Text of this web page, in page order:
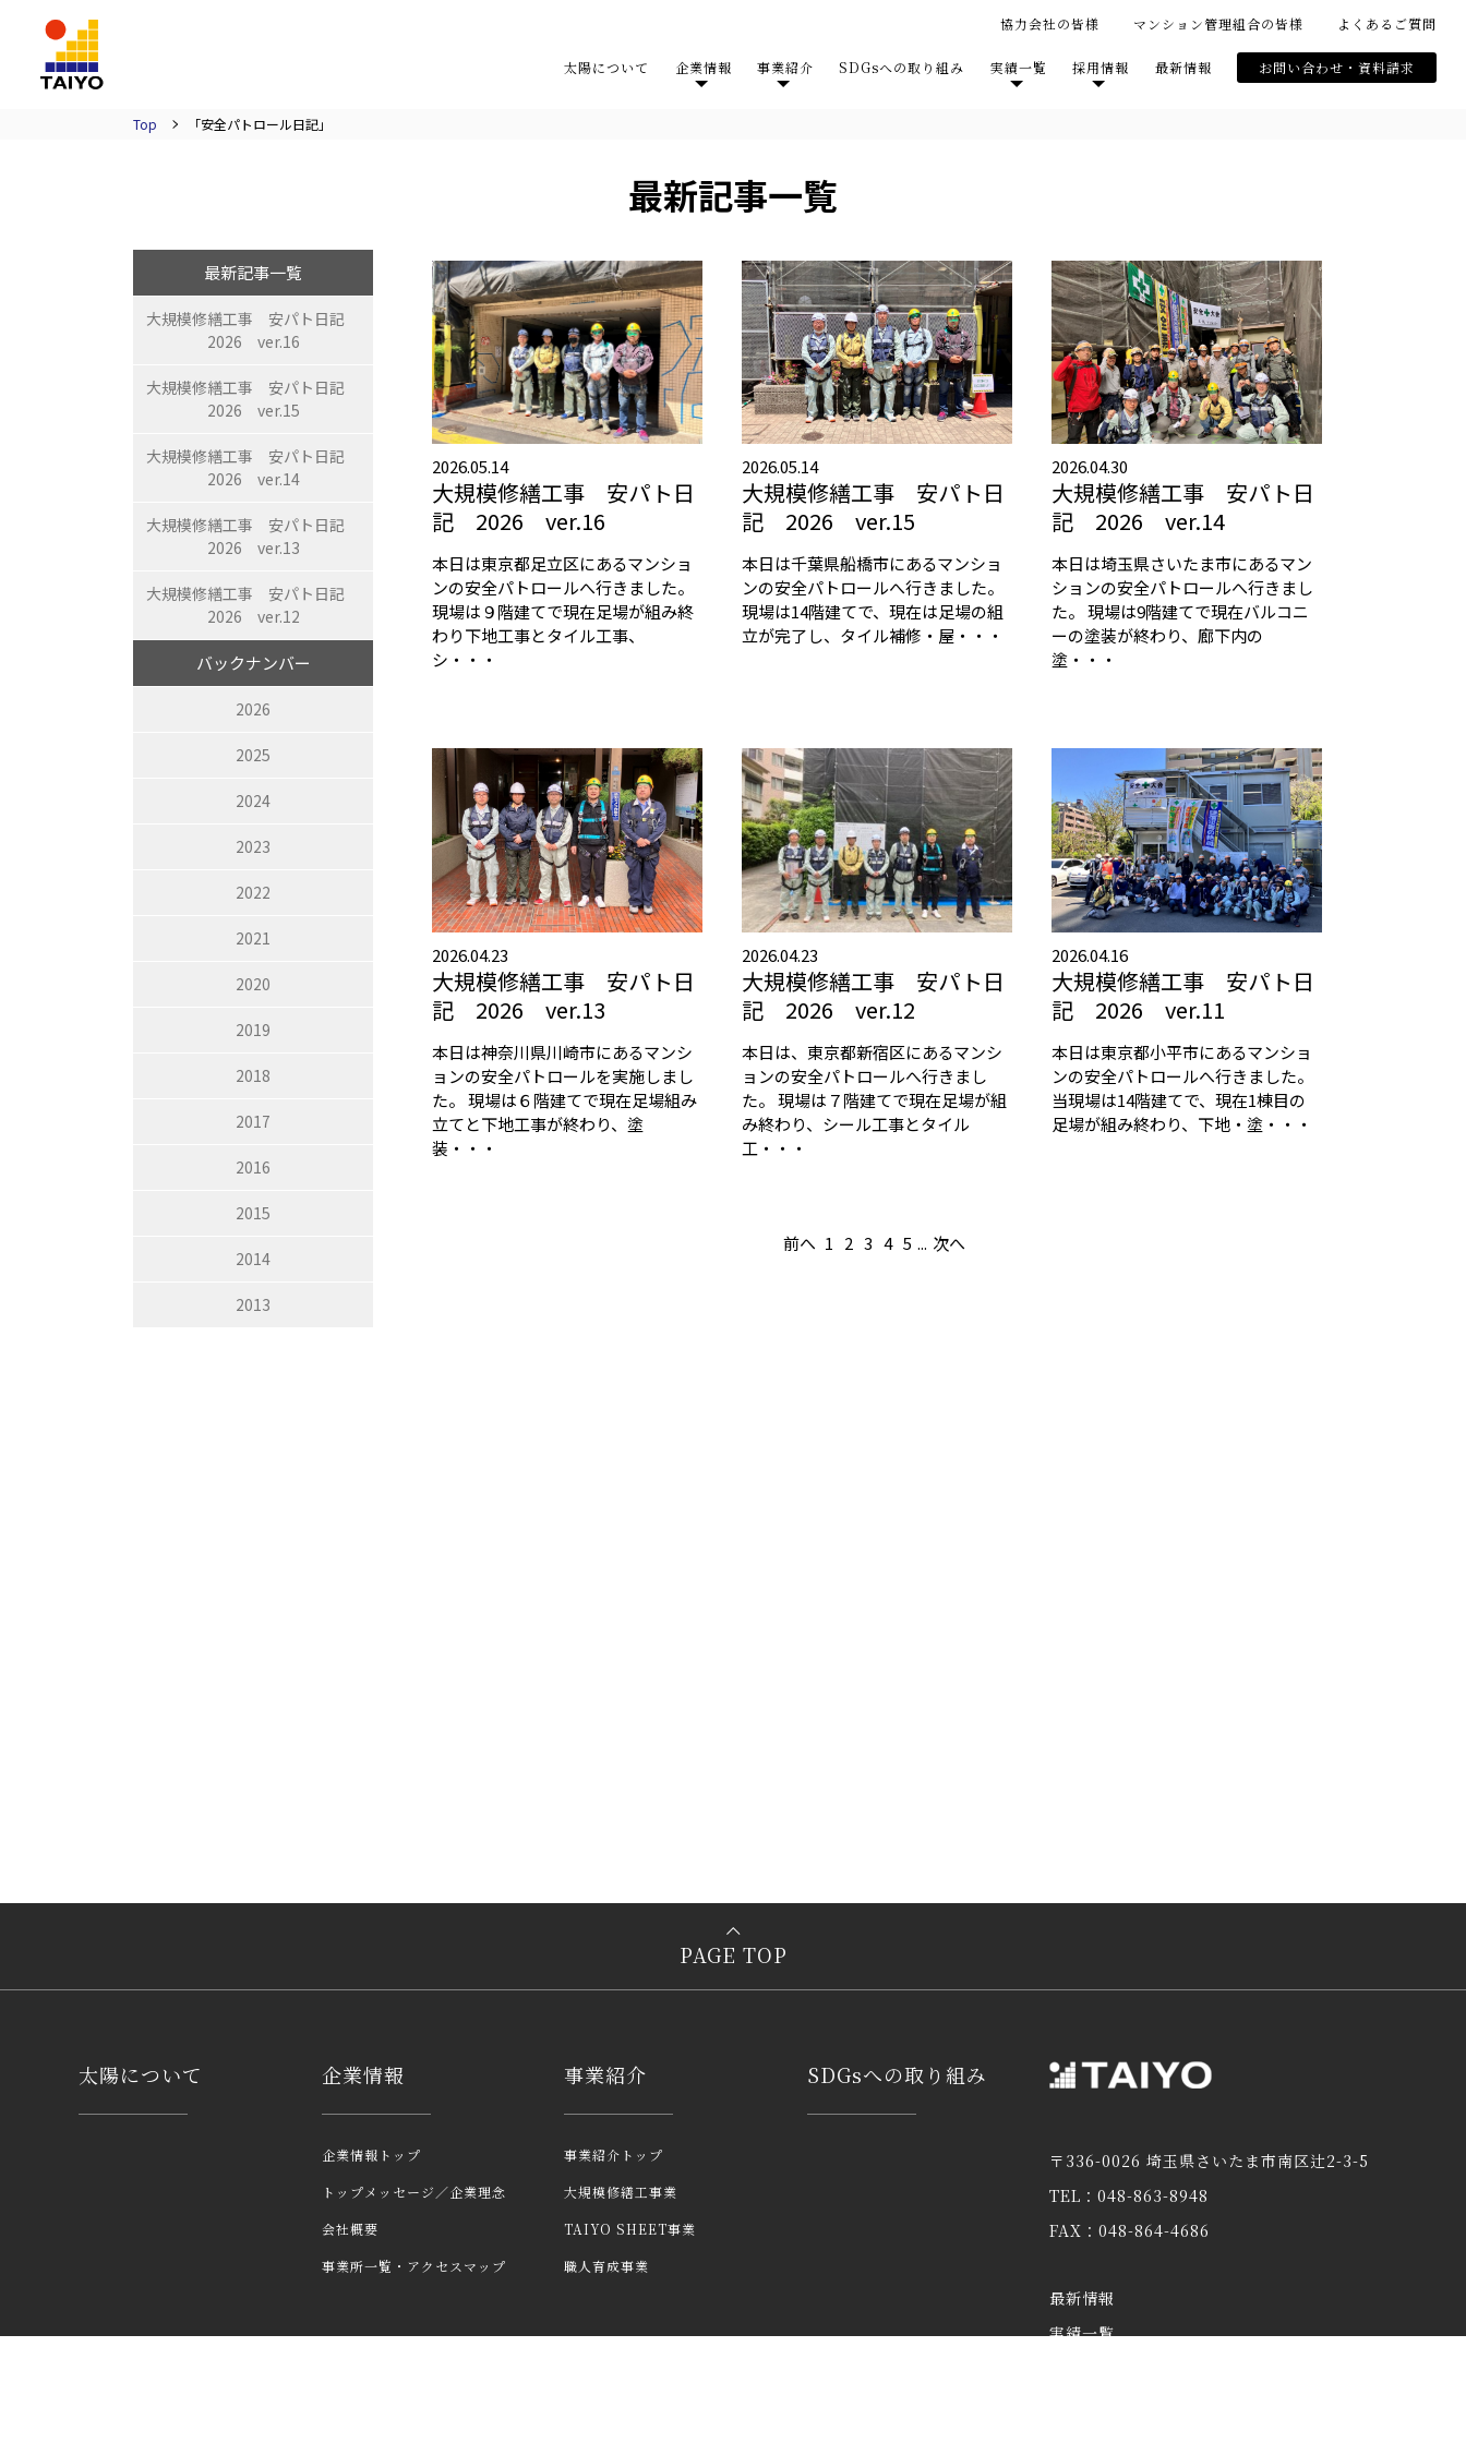
協力会社の皆様 マンション管理組合の皆様 よくあるご質問
太陽について 企業情報 事業紹介 SDGsへの取り組み 実績一覧 採用情報 最新情報 お問い合わせ・資料請求
Top 「安全パトロール日記」
最新記事一覧
2026.05.14
大規模修繕工事 安パト日
記 2026 ver.16
本日は東京都足立区にあるマンショ
ンの安全パトロールへ行きました。
現場は９階建てで現在足場が組み終
わり下地工事とタイル工事、
シ・・・
2026.05.14
大規模修繕工事 安パト日
記 2026 ver.15
本日は千葉県船橋市にあるマンショ
ンの安全パトロールへ行きました。
現場は14階建てで、現在は足場の組
立が完了し、タイル補修・屋・・・
2026.04.30
大規模修繕工事 安パト日
記 2026 ver.14
本日は埼玉県さいたま市にあるマン
ションの安全パトロールへ行きまし
た。 現場は9階建てで現在バルコニ
ーの塗装が終わり、廊下内の
塗・・・
2026.04.23
大規模修繕工事 安パト日
記 2026 ver.13
本日は神奈川県川崎市にあるマンシ
ョンの安全パトロールを実施しまし
た。 現場は６階建てで現在足場組み
立てと下地工事が終わり、塗
装・・・
2026.04.23
大規模修繕工事 安パト日
記 2026 ver.12
本日は、東京都新宿区にあるマンシ
ョンの安全パトロールへ行きまし
た。 現場は７階建てで現在足場が組
み終わり、シール工事とタイル
工・・・
2026.04.16
大規模修繕工事 安パト日
記 2026 ver.11
本日は東京都小平市にあるマンショ
ンの安全パトロールへ行きました。
当現場は14階建てで、現在1棟目の
足場が組み終わり、下地・塗・・・
前へ 1 2 3 4 5 ... 次へ
最新記事一覧
大規模修繕工事 安パト日記
2026 ver.16
大規模修繕工事 安パト日記
2026 ver.15
大規模修繕工事 安パト日記
2026 ver.14
大規模修繕工事 安パト日記
2026 ver.13
大規模修繕工事 安パト日記
2026 ver.12
バックナンバー
2026
2025
2024
2023
2022
2021
2020
2019
2018
2017
2016
2015
2014
2013
PAGE TOP
太陽について 企業情報
企業情報トップ
トップメッセージ／企業理念
会社概要
事業所一覧・アクセスマップ
事業紹介
事業紹介トップ
大規模修繕工事業
TAIYO SHEET事業
職人育成事業
SDGsへの取り組み
〒336-0026 埼玉県さいたま市南区辻2-3-5
TEL：048-863-8948
FAX：048-864-4686
最新情報
実績一覧